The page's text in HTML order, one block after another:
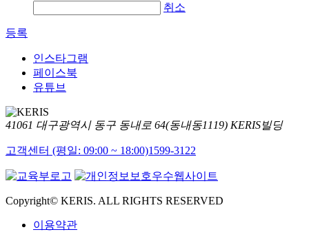
취소
등록
인스타그램
페이스북
유튜브
41061 대구광역시 동구 동내로 64(동내동1119) KERIS빌딩
고객센터 (평일: 09:00 ~ 18:00)1599-3122
Copyright© KERIS. ALL RIGHTS RESERVED
이용약관